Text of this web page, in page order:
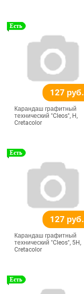
127 руб.
Карандаш графитный
технический "Cleos", H,
Cretacolor
127 руб.
Карандаш графитный
технический "Cleos", 5H,
Cretacolor